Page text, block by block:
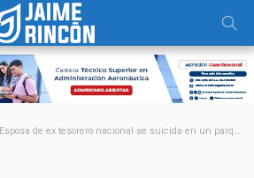
Esposa de ex tesorero nacional se suicida en un parqueo de supermercado